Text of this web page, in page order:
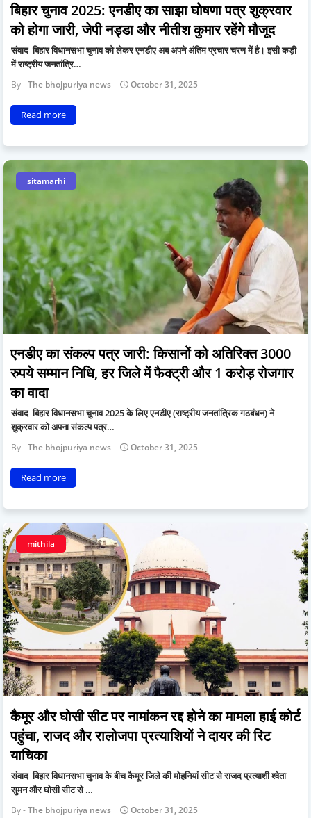
बिहार चुनाव 2025: एनडीए का साझा घोषणा पत्र शुक्रवार
को होगा जारी, जेपी नड्डा और नीतीश कुमार रहेंगे मौजूद
संवाद बिहार विधानसभा चुनाव को लेकर एनडीए अब अपने अंतिम प्रचार चरण में है। इसी कड़ी
में राष्ट्रीय जनतांत्रि…
The bhojpuriya news October 31, 2025
Read more
sitamarhi
एनडीए का संकल्प पत्र जारी: किसानों को अतिरिक्त 3000
रुपये सम्मान निधि, हर जिले में फैक्ट्री और 1 करोड़ रोजगार
का वादा
संवाद बिहार विधानसभा चुनाव 2025 के लिए एनडीए (राष्ट्रीय जनतांत्रिक गठबंधन) ने
शुक्रवार को अपना संकल्प पत्र…
The bhojpuriya news October 31, 2025
Read more
mithila
कैमूर और घोसी सीट पर नामांकन रद्द होने का मामला हाई कोर्ट
पहुंचा, राजद और रालोजपा प्रत्याशियों ने दायर की रिट
याचिका
संवाद बिहार विधानसभा चुनाव के बीच कैमूर जिले की मोहनियां सीट से राजद प्रत्याशी श्वेता
सुमन और घोसी सीट से …
The bhojpuriya news October 31, 2025